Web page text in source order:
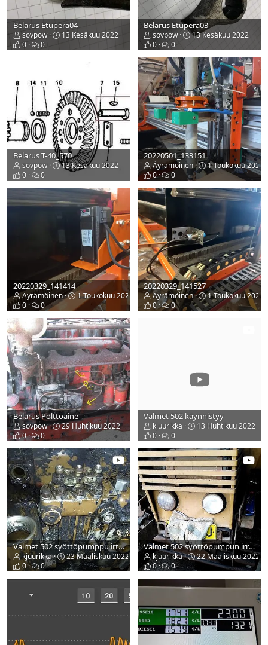
Belarus Etuperä04
sovpow
13 Kesäkuu 2022
0
0
Belarus Etuperä03
sovpow
13 Kesäkuu 2022
0
0
Belarus T-40_570
sovpow
13 Kesäkuu 2022
0
0
20220501_133151
Äyrämöinen
1 Toukokuu 2022
0
0
20220329_141414
Äyrämöinen
1 Toukokuu 2022
0
0
20220329_141527
Äyrämöinen
1 Toukokuu 2022
0
0
Belarus Polttoaine
sovpow
29 Huhtikuu 2022
0
0
Valmet 502 käynnistyy
kjuurikka
13 Huhtikuu 2022
0
0
Valmet 502 syöttöpumppu irtoaa
kjuurikka
23 Maaliskuu 2022
0
0
Valmet 502 syöttöpumpun irroitusta
kjuurikka
22 Maaliskuu 2022
0
0